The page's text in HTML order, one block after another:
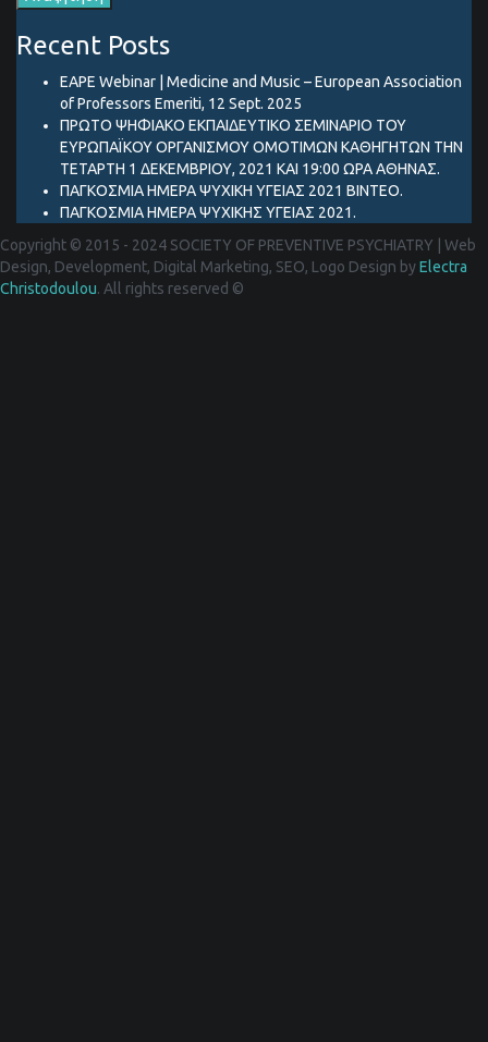
Recent Posts
EAPE Webinar | Medicine and Music – European Association
of Professors Emeriti, 12 Sept. 2025
ΠΡΩΤΟ ΨΗΦΙΑΚΟ ΕΚΠΑΙΔΕΥΤΙΚΟ ΣΕΜΙΝΑΡΙΟ ΤΟΥ
ΕΥΡΩΠΑΪΚΟΥ ΟΡΓΑΝΙΣΜΟΥ ΟΜΟΤΙΜΩΝ ΚΑΘΗΓΗΤΩΝ ΤΗΝ
ΤΕΤΑΡΤΗ 1 ΔΕΚΕΜΒΡΙΟΥ, 2021 ΚΑΙ 19:00 ΩΡΑ ΑΘΗΝΑΣ.
ΠΑΓΚΟΣΜΙΑ ΗΜΕΡΑ ΨΥΧΙΚΗ ΥΓΕΙΑΣ 2021 ΒΙΝΤΕΟ.
ΠΑΓΚΟΣΜΙΑ ΗΜΕΡΑ ΨΥΧΙΚΗΣ ΥΓΕΙΑΣ 2021.
Copyright © 2015 - 2024 SOCIETY OF PREVENTIVE PSYCHIATRY
Web
Design, Development, Digital Marketing, SEO, Logo Design byElectra
Christodoulou. All rights reserved ©